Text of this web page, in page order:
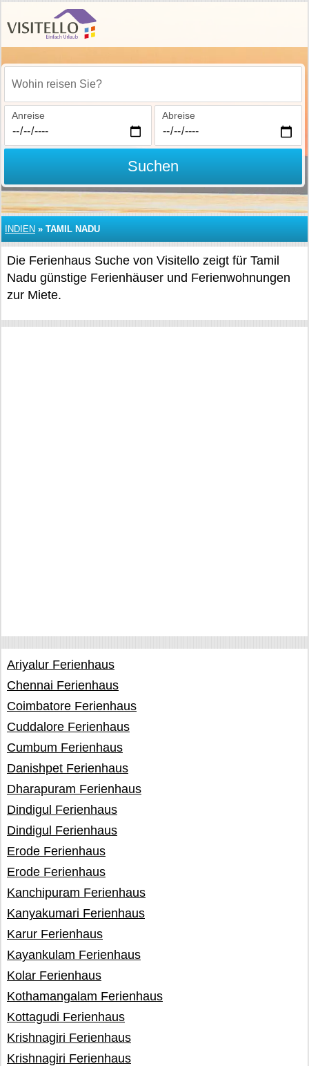
Wohin reisen Sie?
Anreise Abreise
Suchen
INDIEN » TAMIL NADU
Die Ferienhaus Suche von Visitello zeigt für Tamil
Nadu günstige Ferienhäuser und Ferienwohnungen
zur Miete.
Ariyalur Ferienhaus
Chennai Ferienhaus
Coimbatore Ferienhaus
Cuddalore Ferienhaus
Cumbum Ferienhaus
Danishpet Ferienhaus
Dharapuram Ferienhaus
Dindigul Ferienhaus
Dindigul Ferienhaus
Erode Ferienhaus
Erode Ferienhaus
Kanchipuram Ferienhaus
Kanyakumari Ferienhaus
Karur Ferienhaus
Kayankulam Ferienhaus
Kolar Ferienhaus
Kothamangalam Ferienhaus
Kottagudi Ferienhaus
Krishnagiri Ferienhaus
Krishnagiri Ferienhaus